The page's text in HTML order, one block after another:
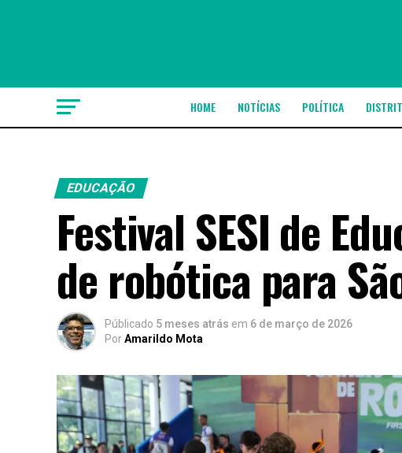
HOME NOTÍCIAS POLÍTICA
EDUCAÇÃO
Festival SESI de
de robótica para
Públicado 5 meses atrás em 6 de março de 2026
PorAmarildo Mota